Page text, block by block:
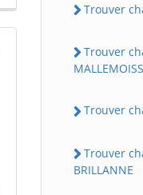
Trouver
Trouver
Trouver
Trouver
BRILLANNE